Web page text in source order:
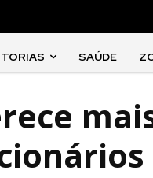
SAÚDE